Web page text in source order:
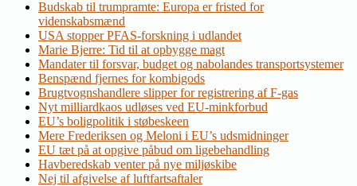
Budskab til trumpramte: Europa er fristed for
videnskabsmænd
USA stopper PFAS-forskning i udlandet
Marie Bjerre: Tid til at opbygge magt
Mandater til forsvar, budget og nabolandes transportsystemer
Benspænd fjernes for kombigods
Brugtvognshandlere slipper for registrering af F-gas
Nyt milliardkaos udløses ved EU-minkforbud
EU’s boligpolitik i støbeskeen
Mere Frederiksen og Meloni i EU’s udsmidninger
EU tæt på at opgive påbud om ligebehandling
Havberedskab venter på nye miljøskibe
Nej til afgivelse af luftfartsaftaler